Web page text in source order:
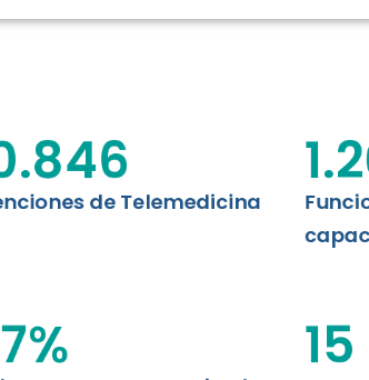
I+D+I+E
de Telemedicina
% 15